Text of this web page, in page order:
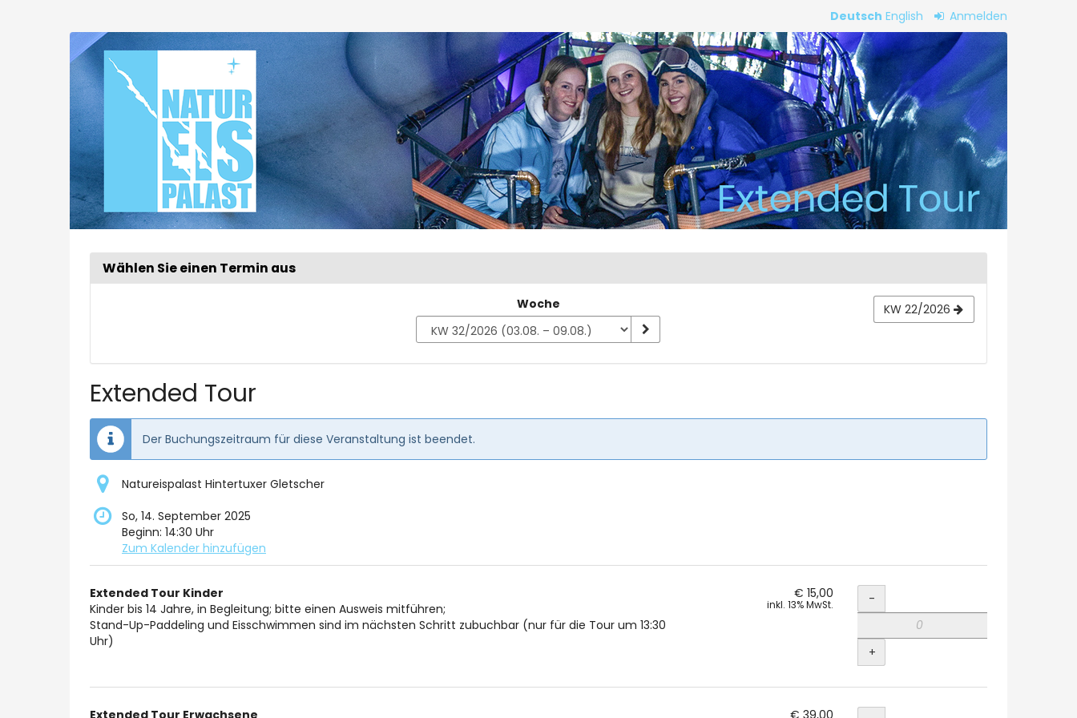
Deutsch English Anmelden
Extended
Tour
Wählen Sie einen Termin aus
Woche KW 22/2026
Extended Tour
Der Buchungszeitraum für diese Veranstaltung ist beendet.
Natureispalast Hintertuxer Gletscher
So, 14. September 2025
Beginn: 14:30 Uhr
Zum Kalender hinzufügen
Produkte
Unkategorisierte
Produkte
Extended Tour Kinder
Kinder bis 14 Jahre, in Begleitung; bitte einen Ausweis mitführen;
Stand-Up-Paddeling und Eisschwimmen sind im nächsten Schritt zubuchbar (nur für die Tour um 13:30
Uhr)
€ 15,00
inkl. 13% MwSt. Menge
-
+